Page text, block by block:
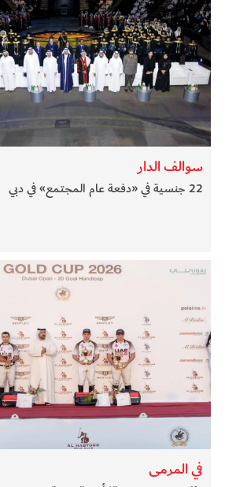
سوالف الدار
22 جنسية في «دفعة عام المجتمع» في دبي
في المرمى